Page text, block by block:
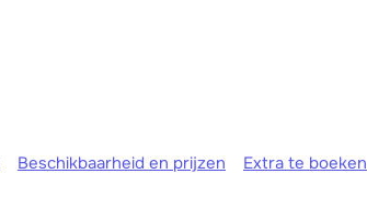
Beschikbaarheid en prijzen Extra te boeken